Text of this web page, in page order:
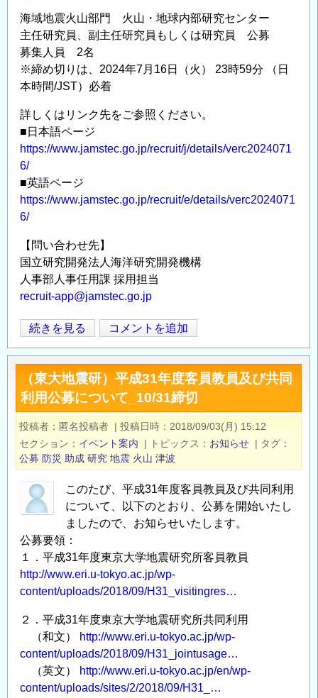
プ
ポ
ス
ト
ド
ク
ト
ラ
ル
研
究
員
公
情
報
の
構
海
域
地
震
火
山
部
火
山・
球
内
部
セ
タ
ー
地
球
物
理
観
測
研
グ
ー
プ
任
研
員、
海域地震火山部門 火山・地球内部研究センター
主任研究員、副主任研究員もしくは研究員 公募
募集人員 2名
※締め切りは、2024年7月16日（火） 23時59分 （日
本時間/JST）必着
詳しくはリンク先をご参照ください。
■日本語ページ
https://www.jamstec.go.jp/recruit/j/details/verc2024071
6/
■英語ページ
https://www.jamstec.go.jp/recruit/e/details/verc2024071
6/
【問い合わせ先】
国立研究開発法人海洋研究開発機構
人事部人事任用課 採用担当
recruit-app@jamstec.go.jp
国
立
研
究
開
発
法
人
海
洋
研
開
発
機
構
地
震
火
続きを見る コメントを追加
（東大地震研）平成31年度客員教員及び共同
利用公募について_10/31締切
投稿者 匿名投稿者 | 投稿日時
2018/09/03(月) 15:12
セクション
イベント案内 | トピックス お知らせ | タグ
公募 防災 助成 研究 地震 火山 津波
このたび、平成31年度客員教員及び共同利用
について、以下のとおり、公募を開始いたし
ましたので、お知らせいたします。
公募要領：
１．平成31年度東京大学地震研究所客員教員
http://www.eri.u-tokyo.ac.jp/wp-
content/uploads/2018/09/H31_visitingres…
２．平成31年度東京大学地震研究所共同利用
（和文）
http://www.eri.u-tokyo.ac.jp/wp-
content/uploads/2018/09/H31_jointusage…
（英文）
http://www.eri.u-tokyo.ac.jp/en/wp-
content/uploads/sites/2/2018/09/H31_…